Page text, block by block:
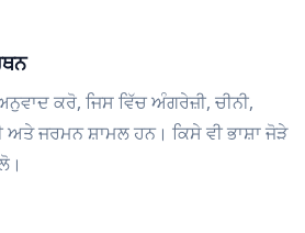
ਕਰੋ, ਜਿਸ ਵਿੱਚ ਅੰਗਰੇਜ਼ੀ, ਚੀਨੀ,
ਅਤੇ ਜਰਮਨ ਸ਼ਾਮਲ ਹਨ। ਕਿਸੇ ਵੀ ਭਾਸ਼ਾ ਜੋੜੇ